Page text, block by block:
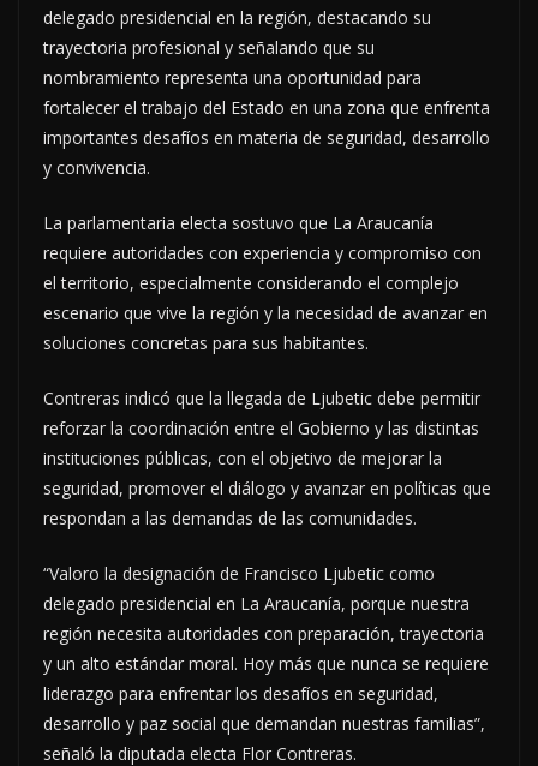
delegado presidencial en la región, destacando su
trayectoria profesional y señalando que su
nombramiento representa una oportunidad para
fortalecer el trabajo del Estado en una zona que enfrenta
importantes desafíos en materia de seguridad, desarrollo
y convivencia.
La parlamentaria electa sostuvo que La Araucanía
requiere autoridades con experiencia y compromiso con
el territorio, especialmente considerando el complejo
escenario que vive la región y la necesidad de avanzar en
soluciones concretas para sus habitantes.
Contreras indicó que la llegada de Ljubetic debe permitir
reforzar la coordinación entre el Gobierno y las distintas
instituciones públicas, con el objetivo de mejorar la
seguridad, promover el diálogo y avanzar en políticas que
respondan a las demandas de las comunidades.
“Valoro la designación de Francisco Ljubetic como
delegado presidencial en La Araucanía, porque nuestra
región necesita autoridades con preparación, trayectoria
y un alto estándar moral. Hoy más que nunca se requiere
liderazgo para enfrentar los desafíos en seguridad,
desarrollo y paz social que demandan nuestras familias”,
señaló la diputada electa Flor Contreras.